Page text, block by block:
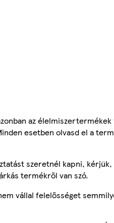
az élelmiszertermékek
esetben olvasd el a
szeretnél kapni, kérjük,
termékről van szó.
vállal felelősséget